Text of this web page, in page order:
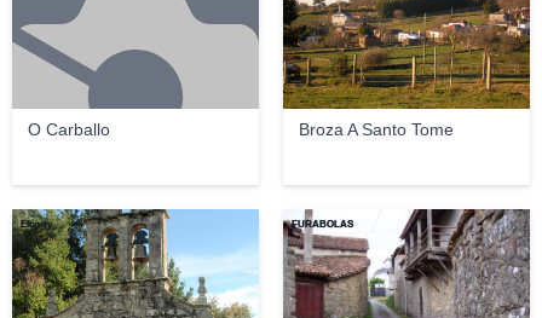
O Carballo Broza A Santo Tome
Elcorty FURABOLAS